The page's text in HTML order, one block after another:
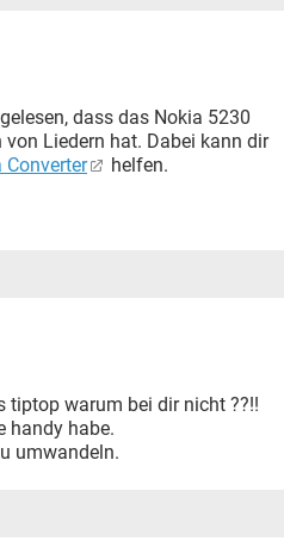
dass das Nokia 5230
Liedern hat. Dabei kann dir
helfen.
warum bei dir nicht ??!!
handy habe.
umwandeln.